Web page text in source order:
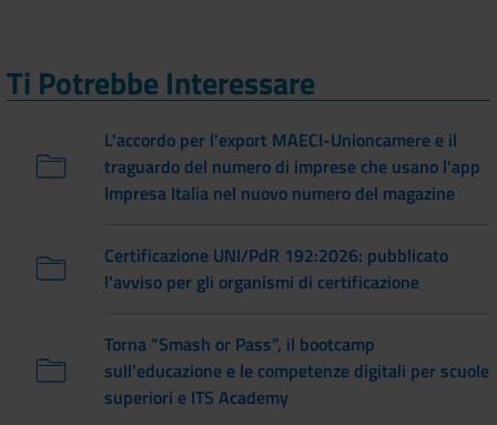
Ti Potrebbe Interessare
L'accordo per l'export MAECI-Unioncamere e il
traguardo del numero di imprese che usano l'app
Impresa Italia nel nuovo numero del magazine
Certificazione UNI/PdR 192:2026: pubblicato
l'avviso per gli organismi di certificazione
Torna “Smash or Pass”, il bootcamp
sull’educazione e le competenze digitali per scuole
superiori e ITS Academy